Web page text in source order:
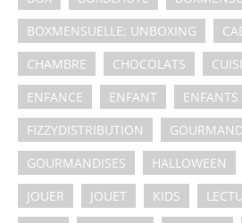
BOXMENSUELLE; UNBOXING
CHAMBRE
CHOCOLATS
ENFANCE
ENFANT ENFANTS
FIZZYDISTRIBUTION
GOURMANDISES
HALLOWEEN
JOUER
JOUET KIDS